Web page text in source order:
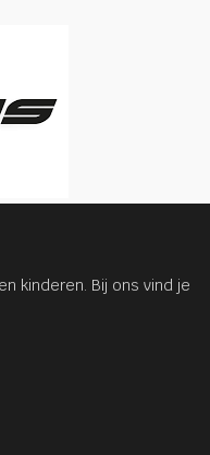
kinderen. Bij ons vind je